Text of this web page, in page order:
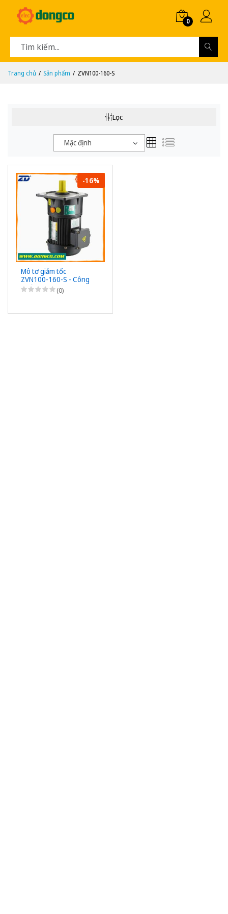
0
Trang chủ Sản phẩm ZVN100-160-S
Lọc
Mặc định
-16%
Mô tơ giảm tốc
ZVN100-160-S - Công
suất 100W (1/8HP) -
1/160 - Chân đế - 3Pha
(0)